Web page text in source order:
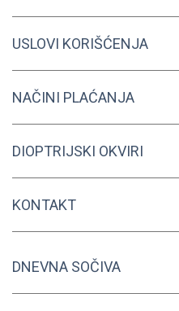
USLOVI KORIŠĆENJA
NAČINI PLAĆANJA
DIOPTRIJSKI OKVIRI
KONTAKT
DNEVNA SOČIVA